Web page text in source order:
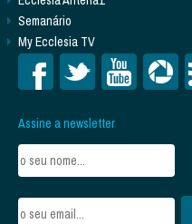
Semanário
My Ecclesia TV
Assine a newsletter